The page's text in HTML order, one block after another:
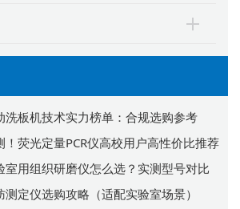
板机技术实力榜单：合规选购参考
荧光定量PCR仪高校用户高性价比推荐
用组织研磨仪怎么选？实测型号对比
定仪选购攻略（适配实验室场景）